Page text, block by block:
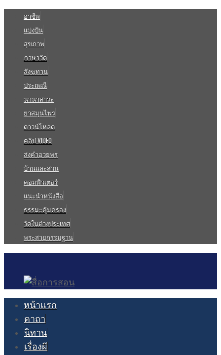
อาชีพ
แบ่งปัน
สุขภาพ
ภาษาวัด
สังฆทาน
ประเพณี
นานาสาระ
ยาสมุนไพร
ดาวน์โหลด
คลิป VIDEO
ส่งคำอวยพร
บ้านและสวน
คอมพิวเตอร์
แนะนำหนังสือ
ธรรมะคุ้มครอง
วัดในต่างประเทศ
พระสายกรรมฐาน
หน้าแรก
คาถา
นิทาน
เรื่องผี